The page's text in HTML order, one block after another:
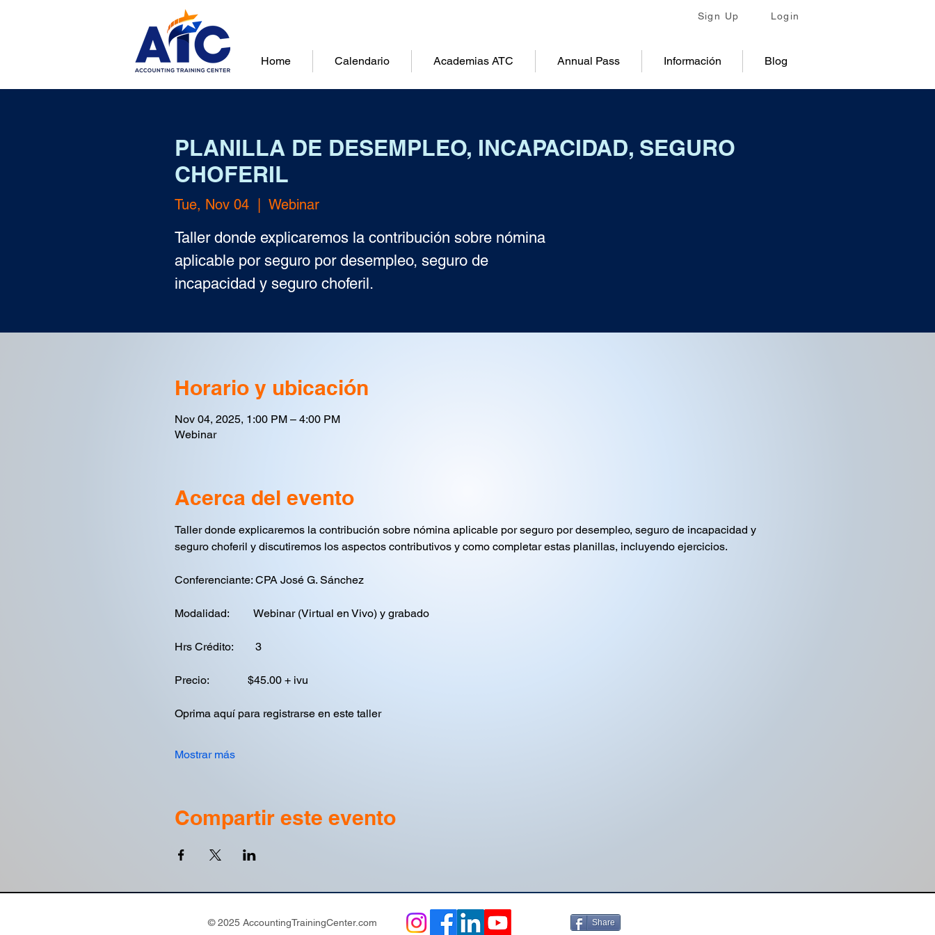
Sign Up Login
Home Calendario Academias ATC Annual Pass Información Blog
PLANILLA DE DESEMPLEO, INCAPACIDAD, SEGURO
CHOFERIL
Tue, Nov 04
  |
Webinar
Taller donde explicaremos la contribución sobre nómina
aplicable por seguro por desempleo, seguro de
incapacidad y seguro choferil.
Horario y ubicación
Nov 04, 2025, 1:00 PM – 4:00 PM
Webinar
Acerca del evento
Taller donde explicaremos la contribución sobre nómina aplicable por seguro por desempleo, seguro de incapacidad y
seguro choferil y discutiremos los aspectos contributivos y como completar estas planillas, incluyendo ejercicios.
Conferenciante: CPA José G. Sánchez
Modalidad:         Webinar (Virtual en Vivo) y grabado
Hrs Crédito:        3
Precio:              $45.00 + ivu
Oprima aquí para registrarse en este taller
Mostrar más
Compartir este evento
© 2025 AccountingTrainingCenter.com​ Share